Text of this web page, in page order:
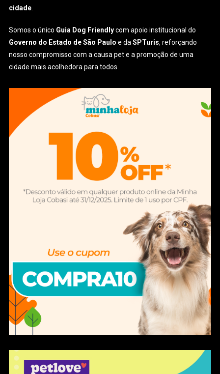
cidade
Somos o único Guia Dog Friendlycom apoio institucional do
Governo do Estado de São Paulo e daSPTuris, reforçando
nosso compromisso com a causa pet e a promoção de uma
cidade mais acolhedora para todos.